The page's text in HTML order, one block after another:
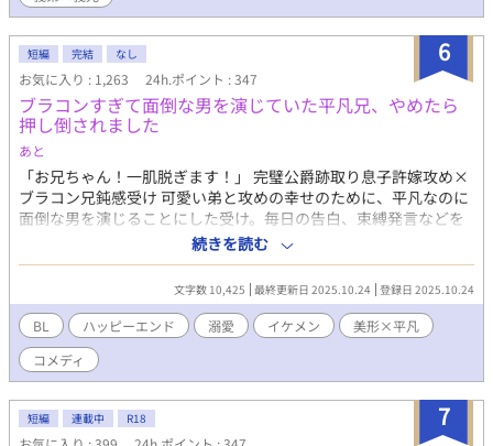
6
短編 完結 なし
お気に入り : 1,263 24h.ポイント : 347
ブラコンすぎて面倒な男を演じていた平凡兄、やめたら
押し倒されました
あと
「お兄ちゃん！一肌脱ぎます！」 完璧公爵跡取り息子許嫁攻め×
ブラコン兄鈍感受け 可愛い弟と攻めの幸せのために、平凡なのに
面倒な男を演じることにした受け。毎日の告白、束縛発言などを
繰り広げ、上手くいきそうになったため、やめたら、なんと…？
攻め:ヴィクター・ローレンツ 受け:リアム・グレイソン 弟:リチャ
ード・グレイソン pixivにも投稿しています。 ひよったら消しま
す。 誤字脱字はサイレント修正します。 また、内容もサイレン
ト修正する時もあります。 定期的にタグも整理します。 批判・
中傷コメントはお控えください。 見つけ次第削除いたします。
続きを読む
文字数 10,425 最終更新日 2025.10.24 登録日 2025.10.24
BL ハッピーエンド 溺愛 イケメン
美形×平凡
コメディ
7
短編 連載中 R18